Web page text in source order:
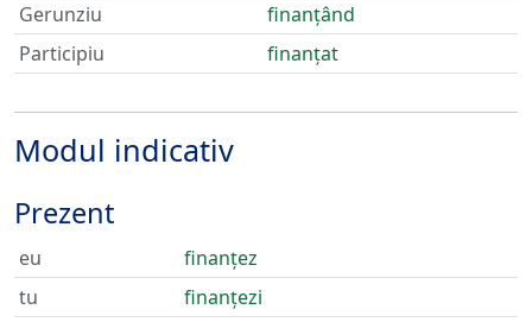
Gerunziu
finanțând
Participiu
finanțat
Modul indicativ
Prezent
eu
finanțez
tu
finanțezi